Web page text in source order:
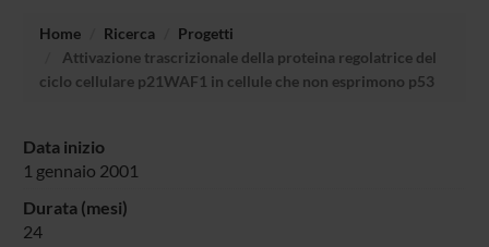
Home Ricerca
Progetti
Attivazione trascrizionale della proteina regolatrice del
ciclo cellulare p21WAF1 in cellule che non esprimono p53
Data inizio
1 gennaio 2001
Durata (mesi)
24